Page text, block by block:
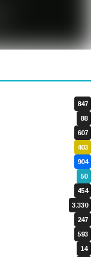
847
88
607
403
904
50
454
3.330
247
593
14